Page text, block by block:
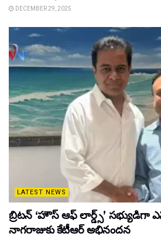
DECEMBER 29, 2025
LATEST NEWS
బ్రిటన్ ‘హౌస్ ఆఫ్ లార్డ్స్’ సభ్యుడిగా
నాగరాజుకు కేటీఆర్ అభినందన